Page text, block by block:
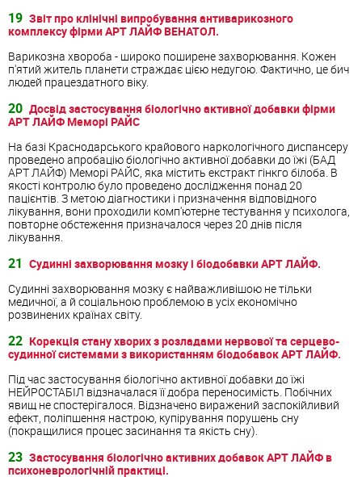
19 Звіт про клінічні випробування антиварикозного
комплексу фірми АРТ ЛАЙФ ВЕНАТОЛ.
Варикозна хвороба - широко поширене захворювання. Кожен
п'ятий житель планети страждає цією недугою. Фактично, це бич
людей працездатного віку.
20 Досвід застосування біологічно активної добавки фірми
АРТ ЛАЙФ Меморі РАЙС
На базі Краснодарського крайового наркологічного диспансеру
проведено апробацію біологічно активної добавки до їжі (БАД
АРТ ЛАЙФ) Меморі РАЙС, яка містить екстракт гінкго білоба. В
якості контролю було проведено дослідження понад 20
пацієнтів. З метою діагностики і призначення відповідного
лікування, вони проходили комп'ютерне тестування у психолога,
повторне обстеження призначалося через 20 днів після
лікування.
21 Судинні захворювання мозку і біодобавки АРТ ЛАЙФ.
Судинні захворювання мозку є найважливішою не тільки
медичної, а й соціальною проблемою в усіх економічно
розвинених країнах світу.
22 Корекція стану хворих з розладами нервової та серцево-
судинної системами з використанням біодобавок АРТ ЛАЙФ.
Під час застосування біологічно активної добавки до їжі
НЕЙРОСТАБІЛ відзначалася її добра переносимість. Побічних
явищ не спостерігалося. Відзначено виражений заспокійливий
ефект, поліпшення настрою, купірування порушень сну
(покращилися процес засинання та якість сну).
23 Застосування біологічно активних добавок АРТ ЛАЙФ в
психоневрологічній практиці.